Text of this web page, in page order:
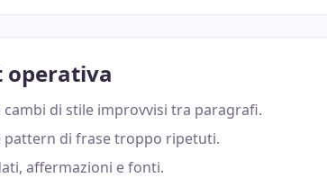
operativa
di stile improvvisi tra paragrafi.
pattern di frase troppo ripetuti.
affermazioni e fonti.